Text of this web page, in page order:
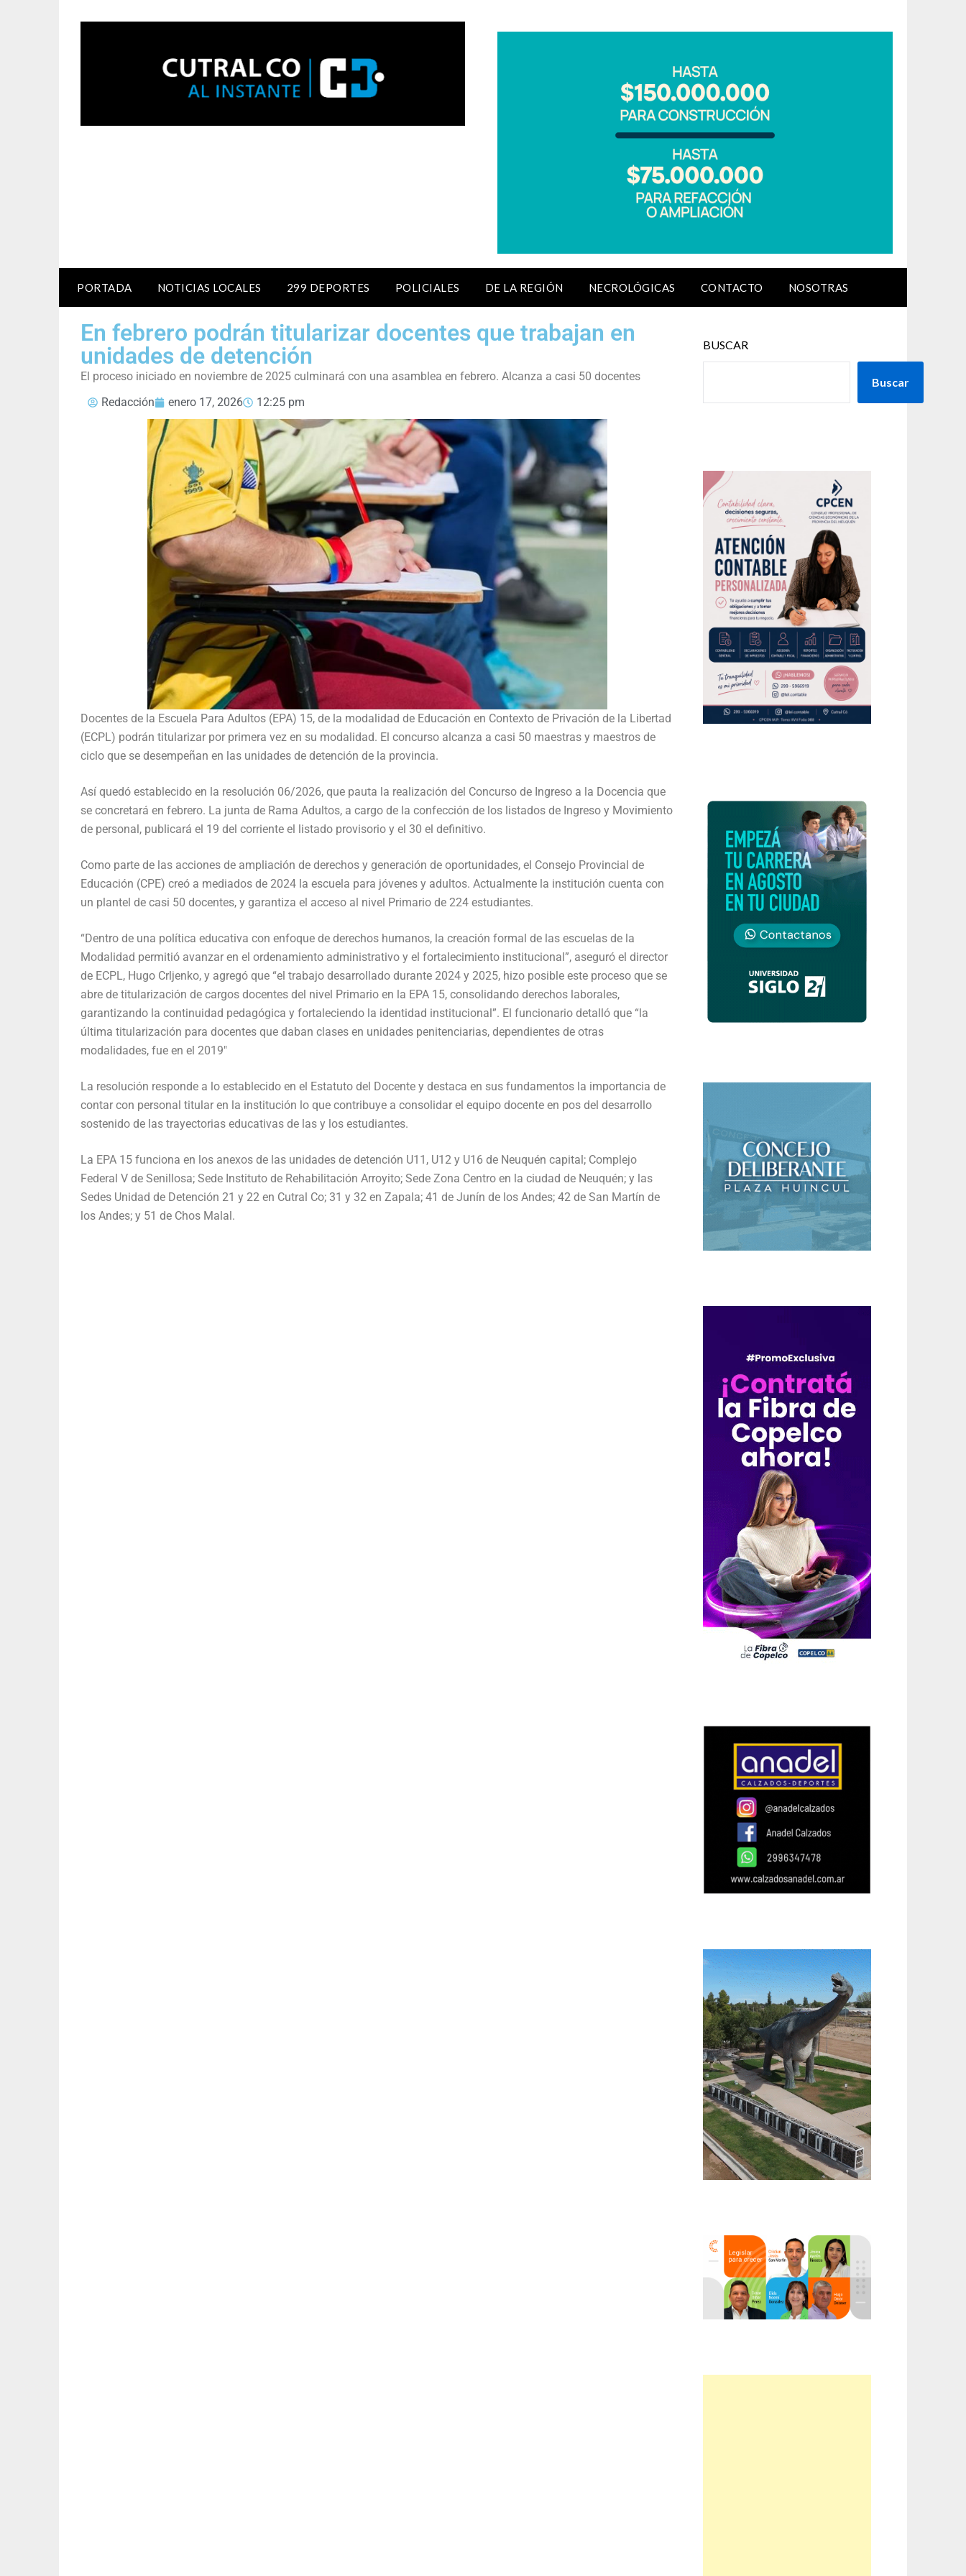
PORTADA NOTICIAS LOCALES 299 DEPORTES POLICIALES DE LA REGIÓN NECROLÓGICAS CONTACTO NOSOTRAS
En febrero podrán titularizar docentes que trabajan en
unidades de detención
El proceso iniciado en noviembre de 2025 culminará con una asamblea en febrero. Alcanza a casi 50 docentes
Redacción
enero 17, 2026 12:25 pm
Docentes de la Escuela Para Adultos (EPA) 15, de la modalidad de Educación en Contexto de Privación de la Libertad
(ECPL) podrán titularizar por primera vez en su modalidad. El concurso alcanza a casi 50 maestras y maestros de
ciclo que se desempeñan en las unidades de detención de la provincia.
Así quedó establecido en la resolución 06/2026, que pauta la realización del Concurso de Ingreso a la Docencia que
se concretará en febrero. La junta de Rama Adultos, a cargo de la confección de los listados de Ingreso y Movimiento
de personal, publicará el 19 del corriente el listado provisorio y el 30 el definitivo.
Como parte de las acciones de ampliación de derechos y generación de oportunidades, el Consejo Provincial de
Educación (CPE) creó a mediados de 2024 la escuela para jóvenes y adultos. Actualmente la institución cuenta con
un plantel de casi 50 docentes, y garantiza el acceso al nivel Primario de 224 estudiantes.
“Dentro de una política educativa con enfoque de derechos humanos, la creación formal de las escuelas de la
Modalidad permitió avanzar en el ordenamiento administrativo y el fortalecimiento institucional”, aseguró el director
de ECPL, Hugo Crljenko, y agregó que “el trabajo desarrollado durante 2024 y 2025, hizo posible este proceso que se
abre de titularización de cargos docentes del nivel Primario en la EPA 15, consolidando derechos laborales,
garantizando la continuidad pedagógica y fortaleciendo la identidad institucional”. El funcionario detalló que “la
última titularización para docentes que daban clases en unidades penitenciarias, dependientes de otras
modalidades, fue en el 2019″
La resolución responde a lo establecido en el Estatuto del Docente y destaca en sus fundamentos la importancia de
contar con personal titular en la institución lo que contribuye a consolidar el equipo docente en pos del desarrollo
sostenido de las trayectorias educativas de las y los estudiantes.
La EPA 15 funciona en los anexos de las unidades de detención U11, U12 y U16 de Neuquén capital; Complejo
Federal V de Senillosa; Sede Instituto de Rehabilitación Arroyito; Sede Zona Centro en la ciudad de Neuquén; y las
Sedes Unidad de Detención 21 y 22 en Cutral Co; 31 y 32 en Zapala; 41 de Junín de los Andes; 42 de San Martín de
los Andes; y 51 de Chos Malal.
BUSCAR
Buscar